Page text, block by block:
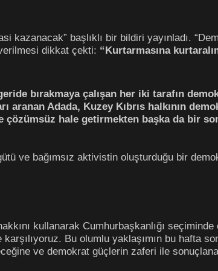
kazanacak” başlıklı bir bildiri yayınladı.
dikkat çekti: “Kurtarmasına
bırakmaya çalışan her iki tarafın
aranan Adada, Kuzey Kıbrıs halkının
hale getirmekten başka da bir
ve bağımsız aktivistin oluşturduğu bir
kullanarak Cumhurbaşkanlığı
Bu olumlu yaklaşımın bu hafta
ve demokrat güçlerin zaferi ile